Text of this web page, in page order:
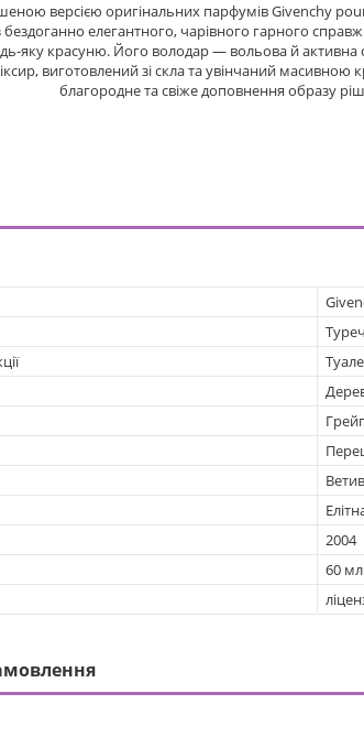
версією оригінальних парфумів Givenchy
елегантного, чарівного гарного
яку красуню. Його володар — вольова й активна
виготовлений зі скла та увінчаний
благородне та свіже доповнення образу
2004
60 мл